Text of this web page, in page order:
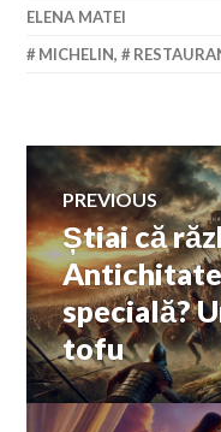
ELENA MATEI
MICHELIN,
Navigare
în
articole
PREVIOUS
Previous
post:
Știai că
specială?
tofu